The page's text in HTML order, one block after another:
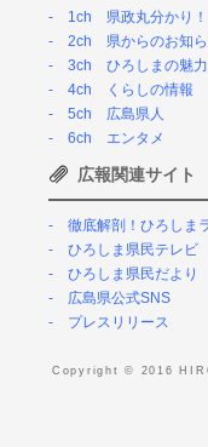
1ch 県政丸分かり！
2ch 県からのお知
3ch ひろしまの魅力
4ch くらしの情報
5ch 広島県人
6ch エンタメ
広報関連サイト
徹底解剖！ひろしま
ひろしま県民テレビ
ひろしま県民だより
広島県公式SNS
プレスリリース
Copyright © 2016